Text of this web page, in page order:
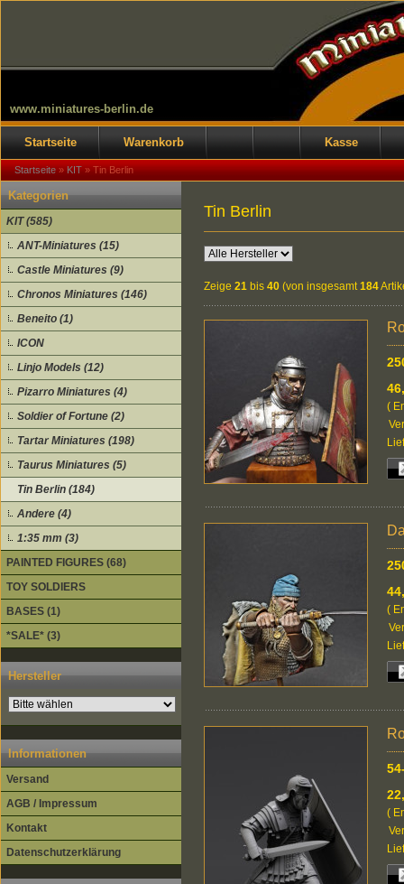
www.miniatures-berlin.de
Startseite Warenkorb Kasse
Startseite»KIT»Tin Berlin
Kategorien
KIT (585)
ANT-Miniatures (15)
Castle Miniatures (9)
Chronos Miniatures (146)
Beneito (1)
ICON
Linjo Models (12)
Pizarro Miniatures (4)
Soldier of Fortune (2)
Tartar Miniatures (198)
Taurus Miniatures (5)
Tin Berlin (184)
Andere (4)
1:35 mm (3)
PAINTED FIGURES (68)
TOY SOLDIERS
BASES (1)
*SALE* (3)
Hersteller
Informationen
Versand
AGB / Impressum
Kontakt
Datenschutzerklärung
Tin Berlin
Zeige 21 bis 40 (von insgesamt184
(
(
(